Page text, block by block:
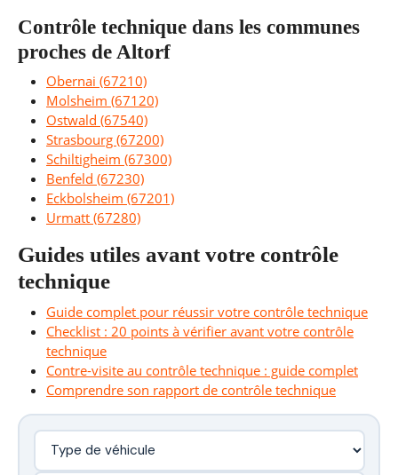
Contrôle technique dans les communes
proches de Altorf
Obernai (67210)
Molsheim (67120)
Ostwald (67540)
Strasbourg (67200)
Schiltigheim (67300)
Benfeld (67230)
Eckbolsheim (67201)
Urmatt (67280)
Guides utiles avant votre contrôle
technique
Guide complet pour réussir votre contrôle technique
Checklist : 20 points à vérifier avant votre contrôle
technique
Contre-visite au contrôle technique : guide complet
Comprendre son rapport de contrôle technique